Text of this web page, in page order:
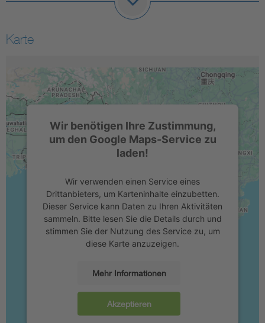
Karte
Wir benötigen Ihre Zustimmung,
um den Google Maps-Service zu
laden!
Wir verwenden einen Service eines
Drittanbieters, um Karteninhalte einzubetten.
Dieser Service kann Daten zu Ihren Aktivitäten
sammeln. Bitte lesen Sie die Details durch und
stimmen Sie der Nutzung des Service zu, um
diese Karte anzuzeigen.
Mehr Informationen
Akzeptieren